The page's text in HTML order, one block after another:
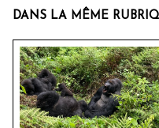
DANS LA MÊME